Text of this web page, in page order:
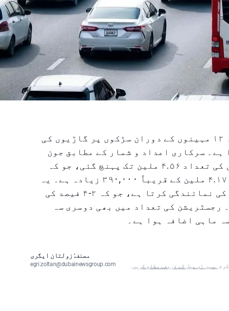
متحدہ عرب امارات میں گزشتہ ۱۲ مہینوں کے دوران سڑکوں پر گاڑیوں کی
ہے۔ سرکاری اعداد و شمار کے مطابق جون
۲۰۲۵ تک فعال رجسٹرڈ گاڑیوں کی تعداد ۴.۵۶ ملین تک پہنچ گئی، جو کہ
ایک سال پہلے کے ریکارڈ شدہ ۴.۱۷ ملین کے قریباً ۳۹۰,۰۰۰ زیادہ ہے۔ یہ
سالانہ ۹.۳۵ فیصد کی بڑھوتری کی نمائندگی کرتا ہے، جو کہ ۲-۴ فیصد کی
رجسٹریشن کی تعداد میں بھی دوسری سہ
ہمیں ای میل کے ذریعے مطلع کریں۔
مصنف: زولتان ایگری
egri.zoltan@dubainewsgroup.com